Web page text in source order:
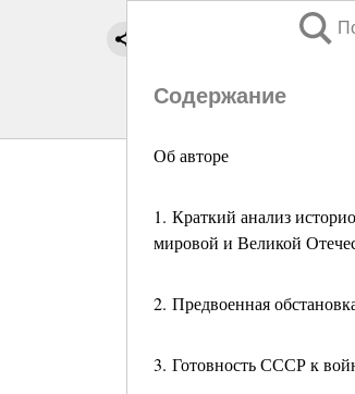
Содержание
Об авторе
1. Краткий анализ
мировой и Великой
2. Предвоенная
3. Готовность СССР к